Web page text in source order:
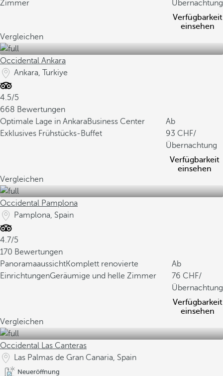
Zimmer
Übernachtung
Verfügbarkeit
einsehen
Vergleichen
Occidental Ankara
Ankara, Turkiye
4.5/5
668 Bewertungen
Optimale Lage in AnkaraBusiness Center
Exklusives Frühstücks-Buffet
Ab
93
/
Übernachtung
Verfügbarkeit
einsehen
Vergleichen
Occidental Pamplona
Pamplona, Spain
4.7/5
170 Bewertungen
PanoramaaussichtKomplett renovierte
EinrichtungenGeräumige und helle Zimmer
Ab
76
/
Übernachtung
Verfügbarkeit
einsehen
Vergleichen
Occidental Las Canteras
Las Palmas de Gran Canaria, Spain
Neueröffnung